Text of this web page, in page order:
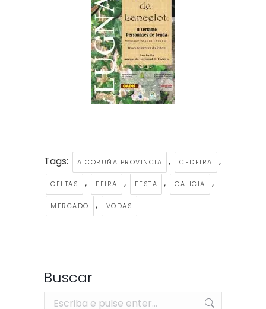
Tags: A CORUÑA PROVINCIA , CEDEIRA ,
CELTAS , FEIRA , FESTA , GALICIA ,
MERCADO , VODAS
Buscar
Search: